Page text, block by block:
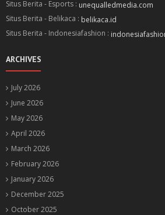
Situs Berita - Esports : unequalledmedia.com
Situs Berita - Belikaca : belikaca.id
Situs Berita - Indonesiafashion :
ARCHIVES
July 2026
June 2026
May 2026
April 2026
March 2026
February 2026
January 2026
December 2025
October 2025